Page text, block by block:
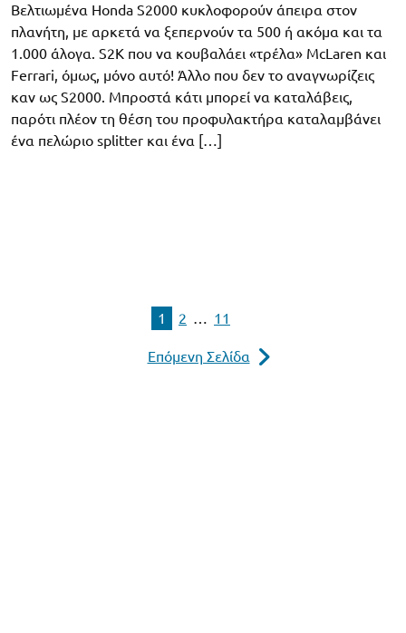
Βελτιωμένα Honda S2000 κυκλοφορούν άπειρα στον
πλανήτη, με αρκετά να ξεπερνούν τα 500 ή ακόμα και τα
1.000 άλογα. S2K που να κουβαλάει «τρέλα» McLaren και
Ferrari, όμως, μόνο αυτό! Άλλο που δεν το αναγνωρίζεις
καν ως S2000. Μπροστά κάτι μπορεί να καταλάβεις,
παρότι πλέον τη θέση του προφυλακτήρα καταλαμβάνει
ένα πελώριο splitter και ένα […]
1 2 … 11
Επόμενη Σελίδα